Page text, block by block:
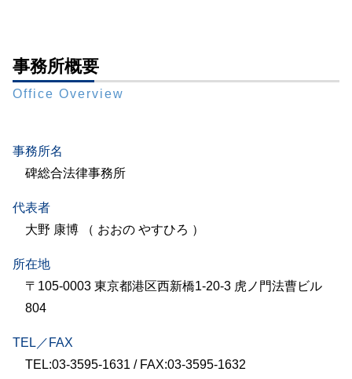
事務所概要
Office Overview
事務所名
碑総合法律事務所
代表者
大野 康博 （ おおの やすひろ ）
所在地
〒105-0003 東京都港区西新橋1-20-3 虎ノ門法曹ビル
804
TEL／FAX
TEL:03-3595-1631 / FAX:03-3595-1632